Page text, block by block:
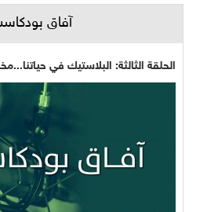
آفاق
الحلقة الثالثة: البلاستيك في